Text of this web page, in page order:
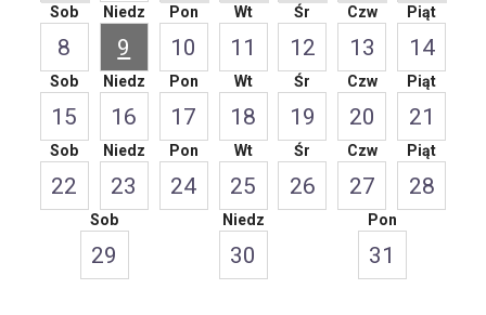
Sob
8
Niedz
9
Pon
10
Wt
11
Śr
12
Czw
13
Piąt
14
Sob
15
Niedz
16
Pon
17
Wt
18
Śr
19
Czw
20
Piąt
21
Sob
22
Niedz
23
Pon
24
Wt
25
Śr
26
Czw
27
Piąt
28
Sob
29
Niedz
30
Pon
31